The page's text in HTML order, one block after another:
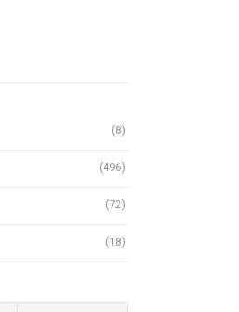
(8)
(496)
(72)
(18)